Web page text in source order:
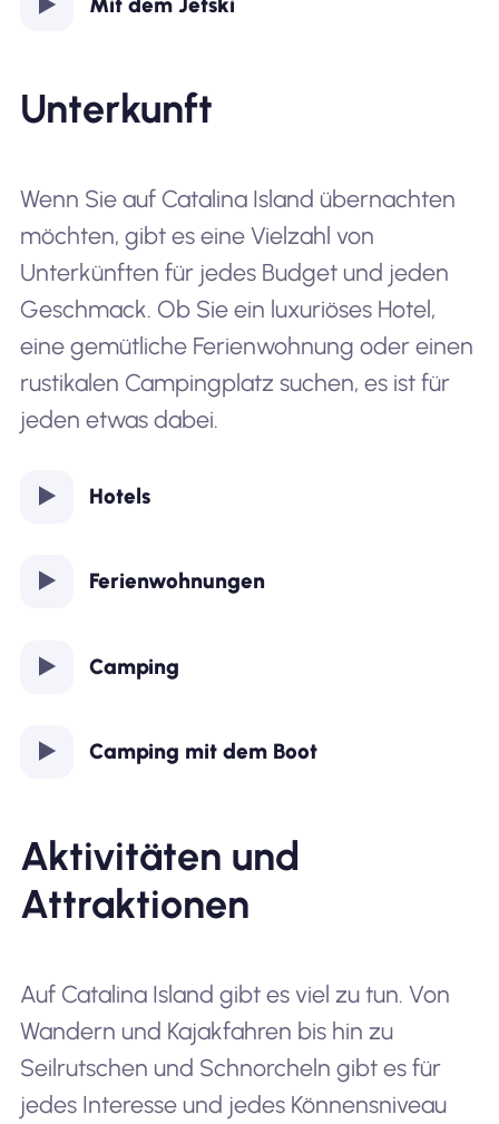
Unterkunft
Wenn Sie auf Catalina Island übernachten
möchten, gibt es eine Vielzahl von
Unterkünften für jedes Budget und jeden
Geschmack. Ob Sie ein luxuriöses Hotel,
eine gemütliche Ferienwohnung oder einen
rustikalen Campingplatz suchen, es ist für
jeden etwas dabei.
Hotels
Ferienwohnungen
Camping
Camping mit dem Boot
Aktivitäten und
Attraktionen
Auf Catalina Island gibt es viel zu tun. Von
Wandern und Kajakfahren bis hin zu
Seilrutschen und Schnorcheln gibt es für
jedes Interesse und jedes Könnensniveau